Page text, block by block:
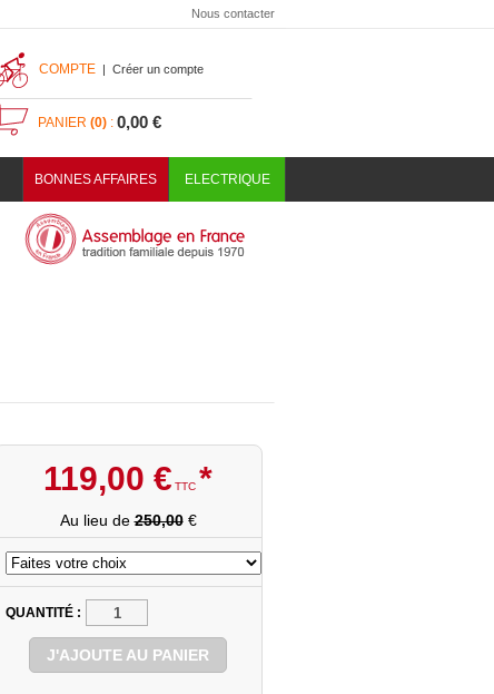
Nous contacter
COMPTE | Créer un compte
PANIER (0) : 0,00 €
BONNES AFFAIRES ELECTRIQUE
119,00 € TTC *
Au lieu de250,00€
QUANTITÉ
J'AJOUTE AU PANIER